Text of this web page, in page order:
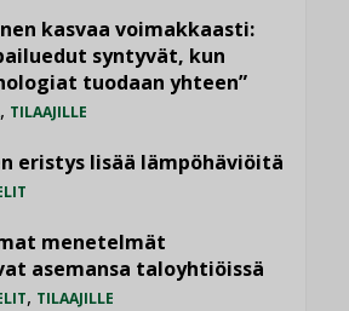
kasvaa voimakkaasti:
syntyvät, kun
tuodaan yhteen”
, TILAAJILLE
eristys lisää lämpöhäviöitä
menetelmät
asemansa taloyhtiöissä
, TILAAJILLE